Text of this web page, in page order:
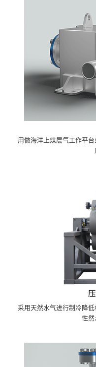
用做海洋上煤层气工作平
采用天然水气进行制冷降
性然